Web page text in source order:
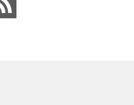
した食感と、具材